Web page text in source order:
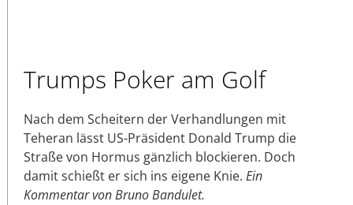
Trumps Poker am Golf
Nach dem Scheitern der Verhandlungen mit
Teheran lässt US-Präsident Donald Trump die
Straße von Hormus gänzlich blockieren. Doch
damit schießt er sich ins eigene Knie. Ein
Kommentar von Bruno Bandulet.